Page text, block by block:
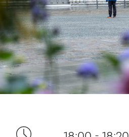
Ditt besøk